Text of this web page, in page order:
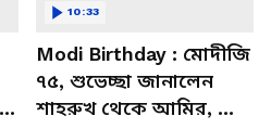
Modi Birthday : মোদীজি
৭৫, শুভেচ্ছা জানালেন
শাহরুখ থেকে আমির, কী
10:33